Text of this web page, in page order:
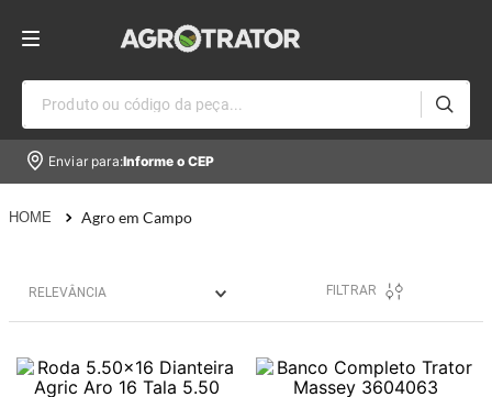
Produto ou código da peça...
Enviar para:Informe o CEP
Agro em Campo
RELEVÂNCIA FILTRAR